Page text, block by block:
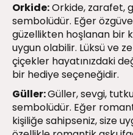
Orkide:Orkide, zarafet,
sembolüdür. Eğer
güzellikten hoşlanan bir
uygun olabilir. Lüksü ve
çiçekler hayatınızdaki
bir hediye seçeneğidir.
Güller:Güller, sevgi,
sembolüdür. Eğer
kişiliğe sahipseniz, size